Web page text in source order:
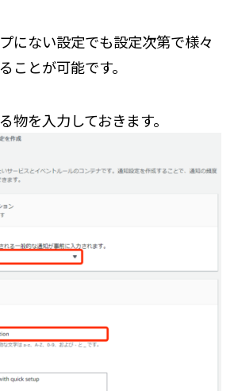
にない設定でも設定次第で様々
ことが可能です。
物を入力しておきます。